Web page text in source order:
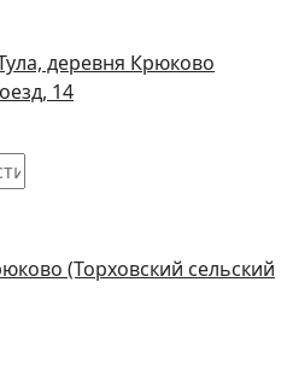
деревня Крюково
14
(Торховский сельский